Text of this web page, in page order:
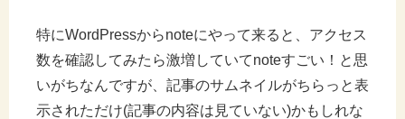
特にWordPressからnoteにやって来ると、アクセス
数を確認してみたら激増していてnoteすごい！と思
いがちなんですが、記事のサムネイルがちらっと表
示されただけ(記事の内容は見ていない)かもしれな